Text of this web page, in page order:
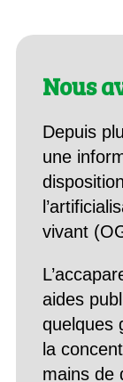
Nous
Depuis
une
vivant
aides
quelques
la
mains de